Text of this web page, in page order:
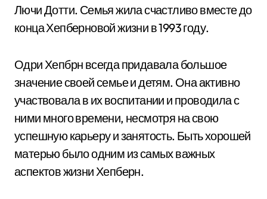
Лючи Дотти. Семья жила счастливо вместе до
конца Хепберновой жизни в 1993 году.
Одри Хепбрн всегда придавала большое
значение своей семье и детям. Она активно
участвовала в их воспитании и проводила с
ними много времени, несмотря на свою
успешную карьеру и занятость. Быть хорошей
матерью было одним из самых важных
аспектов жизни Хепберн.